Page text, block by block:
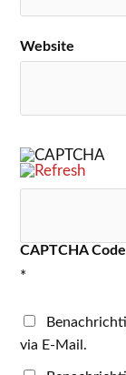
Website
CAPTCHA Code
*
via E-Mail.